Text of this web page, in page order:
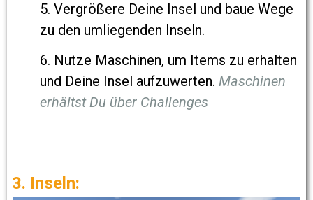
5. Vergrößere Deine Insel und baue Wege
zu den umliegenden Inseln.
6. Nutze Maschinen, um Items zu erhalten
und Deine Insel aufzuwerten. Maschinen
erhältst Du über Challenges
3. Inseln: